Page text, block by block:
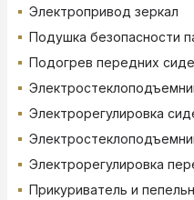
Электропривод зеркал
Подушка безопасности
Подогрев передних
Электрорегулировка
Электрорегулировка
Прикуриватель и